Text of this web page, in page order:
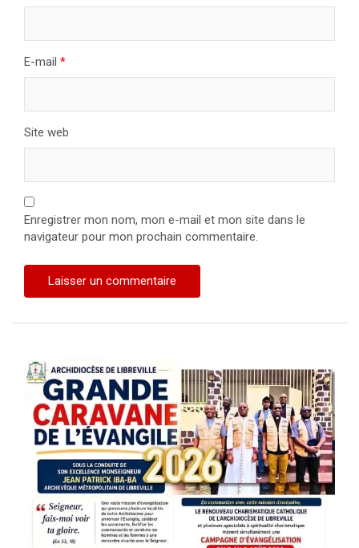
E-mail *
Site web
Enregistrer mon nom, mon e-mail et mon site dans le
navigateur pour mon prochain commentaire.